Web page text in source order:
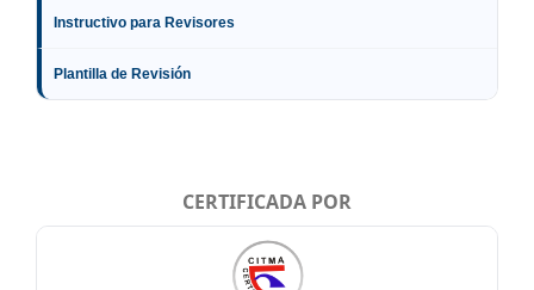
Instructivo para Revisores
Plantilla de Revisión
CERTIFICADA POR